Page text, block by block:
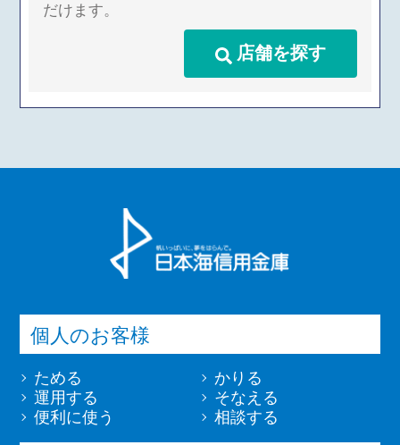
だけます。
店舗を探す
個人のお客様
ためる
かりる
運用する
そなえる
便利に使う
相談する